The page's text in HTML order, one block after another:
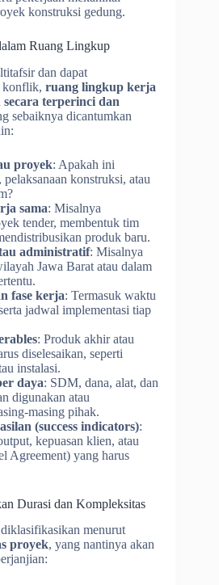
konstruksi gedung.
Ruang Lingkup
dan dapat
konflik, ruang lingkup kerja
terperinci dan
sebaiknya dicantumkan
proyek: Apakah ini
pelaksanaan konstruksi, atau
sama: Misalnya
tender, membentuk tim
produk baru.
administratif: Misalnya
Jawa Barat atau dalam
fase kerja: Termasuk waktu
jadwal implementasi tiap
: Produk akhir atau
diselesaikan, seperti
instalasi.
daya: SDM, dana, alat, dan
digunakan atau
masing pihak.
(success indicators):
kepuasan klien, atau
Agreement) yang harus
Durasi dan Kompleksitas
menurut
proyek, yang nantinya akan